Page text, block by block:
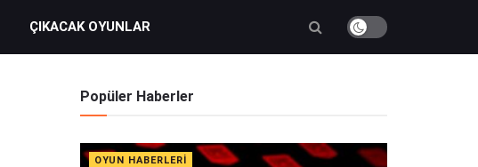
ÇIKACAK OYUNLAR
Popüler Haberler
OYUN HABERLERI